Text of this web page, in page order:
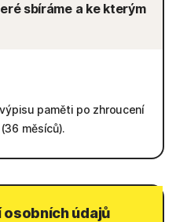
sbíráme a ke kterým
paměti po zhroucení
měsíců).
osobních údajů